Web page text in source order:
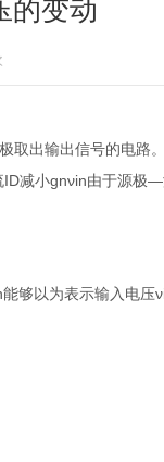
的变动
取出输出信号的电路。
减小gnνin由于源极—
够以为表示输入电压